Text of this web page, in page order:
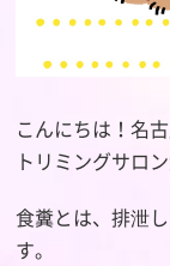
こんにちは！名
トリミングサロ
食糞とは、排泄
す。